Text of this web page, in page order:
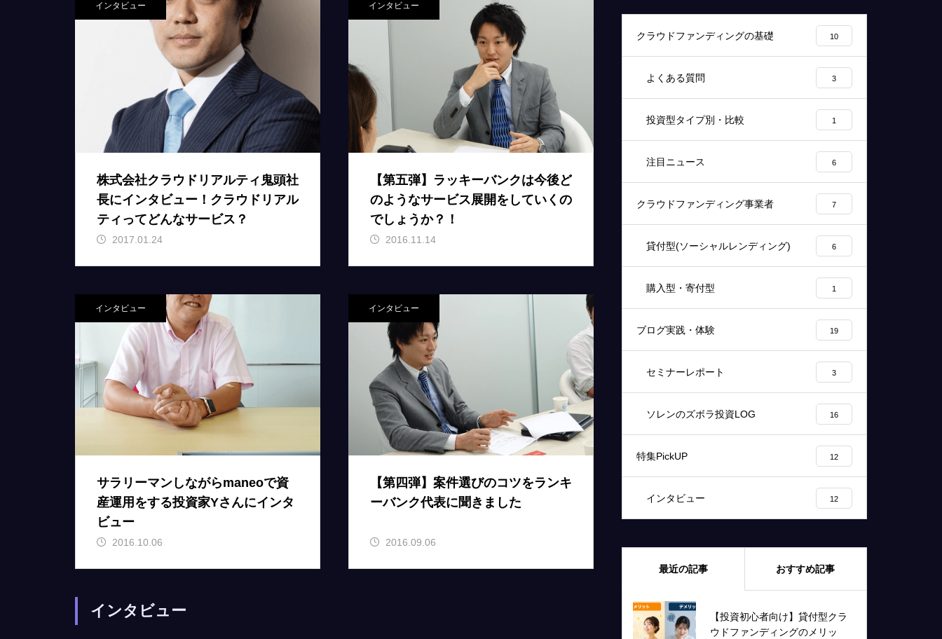
インタビュー
株式会社クラウドリアルティ鬼頭社
長にインタビュー！クラウドリアル
ティってどんなサービス？
2017.01.24
インタビュー
【第五弾】ラッキーバンクは今後ど
のようなサービス展開をしていくの
でしょうか？！
2016.11.14
インタビュー
サラリーマンしながらmaneoで資
産運用をする投資家Yさんにインタ
ビュー
2016.10.06
インタビュー
【第四弾】案件選びのコツをランキ
ーバンク代表に聞きました
2016.09.06
インタビュー
クラウドファンディングの基礎 10
よくある質問 3
投資型タイプ別・比較 1
注目ニュース 6
クラウドファンディング事業者 7
貸付型(ソーシャルレンディング) 6
購入型・寄付型 1
ブログ実践・体験 19
セミナーレポート 3
ソレンのズボラ投資LOG 16
特集PickUP 12
インタビュー 12
最近の記事 おすすめ記事
【投資初心者向け】貸付型クラ
ウドファンディングのメリッ